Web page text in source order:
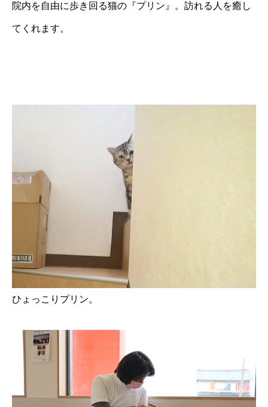
院内を自由に歩き回る猫の『プリン』。訪れる人を癒し
てくれます。
ひょっこりプリン。